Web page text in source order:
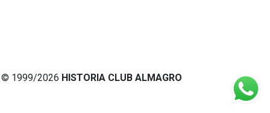
© 1999/2026 HISTORIA CLUB ALMAGRO